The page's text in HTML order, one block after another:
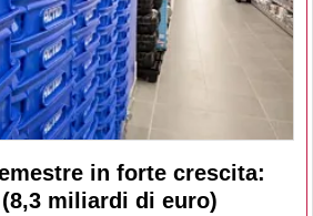
in forte crescita:
miliardi di euro)